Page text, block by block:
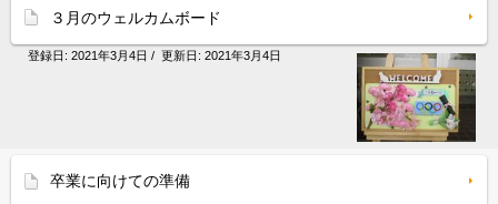
３月のウェルカムボード
登録日: 2021年3月4日 / 更新日: 2021年3月4日
卒業に向けての準備